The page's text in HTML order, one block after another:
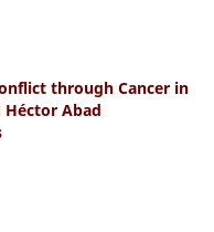
through Cancer in
Héctor Abad